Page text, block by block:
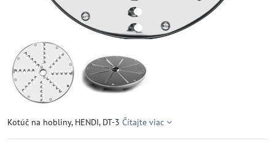
Kotúč na hobliny, HENDI, DT-3 Čítajte viac